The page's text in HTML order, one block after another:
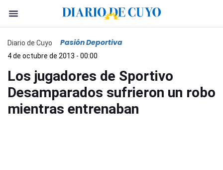
Diario de Cuyo Pasión Deportiva
4 de octubre de 2013 - 00:00
Los jugadores de Sportivo
Desamparados sufrieron un robo
mientras entrenaban